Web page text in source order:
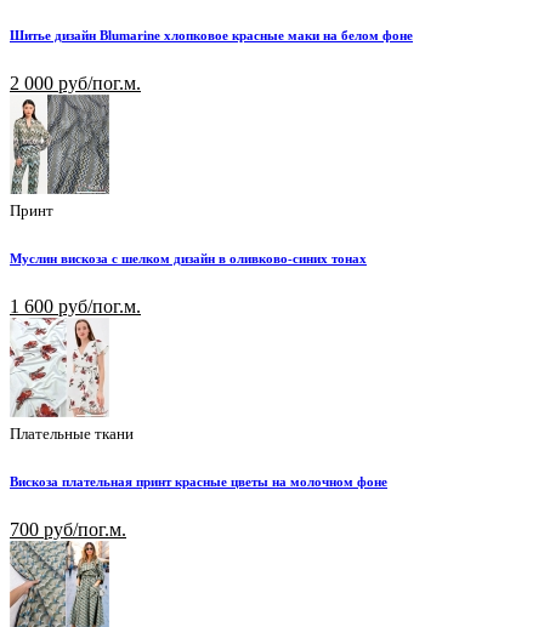
Шитье дизайн Blumarine хлопковое красные маки на белом фоне
2 000 руб/пог.м.
Принт
Муслин вискоза с шелком дизайн в оливково-синих тонах
1 600 руб/пог.м.
Плательные ткани
Вискоза плательная принт красные цветы на молочном фоне
700 руб/пог.м.